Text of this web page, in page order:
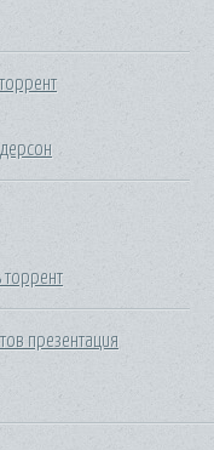
торрент
презентация